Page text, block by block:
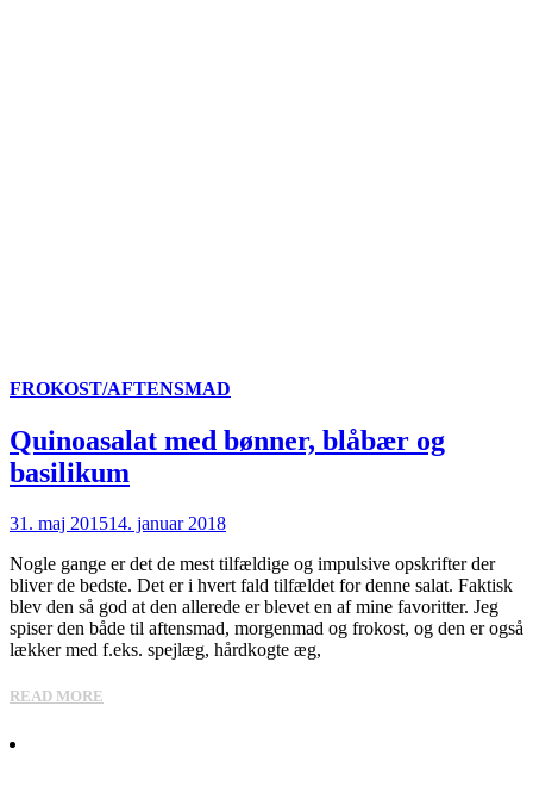
FROKOST/AFTENSMAD
Quinoasalat med bønner, blåbær og
basilikum
31. maj 201514. januar 2018
Nogle gange er det de mest tilfældige og impulsive opskrifter der
bliver de bedste. Det er i hvert fald tilfældet for denne salat. Faktisk
blev den så god at den allerede er blevet en af mine favoritter. Jeg
spiser den både til aftensmad, morgenmad og frokost, og den er også
lækker med f.eks. spejlæg, hårdkogte æg,
READ MORE